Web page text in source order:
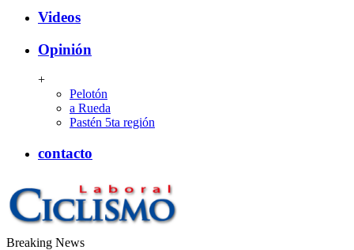
Videos
Opinión
+
Pelotón
a Rueda
Pastén 5ta región
contacto
Breaking News